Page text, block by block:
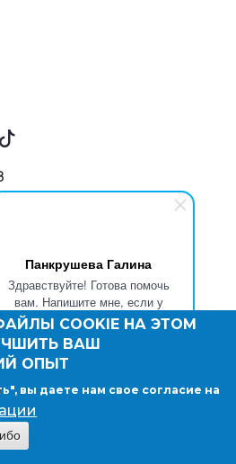
Панкрушева Галина
Здравствуйте! Готова помочь
вам. Напишите мне, если у
вас появятся вопросы.
компании
145, 02-715
COOKIE НА ЭТОМ
ВАШ
ОПЫТ
вы даете нам свое согласие на